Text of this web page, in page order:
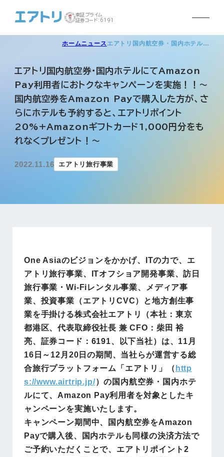
東証プライム
証券コード:6191
ホームニュース エアトリ国内航空券・国内ホテル…
エアトリ国内航空券・国内ホテルにてAmazon
Pay利用者におトクなキャンペーンを実施！！～
国内航空券をAmazon Payで購入した方が、さ
らにホテルも予約すると、エアトリポイント
20%+Amazonギフトカード1,000円分をも
れなくプレゼント！～
2022.11.16 エアトリ旅行事業
One Asiaのビジョンをかかげ、ITの力で、エ
アトリ旅行事業、ITオフショア開発事業、訪日
旅行事業・Wi-Fiレンタル事業、メディア事
業、投資事業（エアトリCVC）と地方創生事
業を手掛ける株式会社エアトリ（本社：東京
都港区、代表取締役社長 兼 CFO：柴田 裕
亮、証券コード：6191、以下当社）は、11月
16日～12月20日の期間、当社らが運営する総
合旅行プラットフォーム「エアトリ」（http
s://www.airtrip.jp/）の国内航空券・国内ホテ
ルにて、Amazon Pay利用者を対象としたキ
ャンペーンを実施いたします。
キャンペーン期間中、国内航空券をAmazon
Payで購入後、国内ホテルも同様の決済方法で
ご予約いただくことで、エアトリポイント2